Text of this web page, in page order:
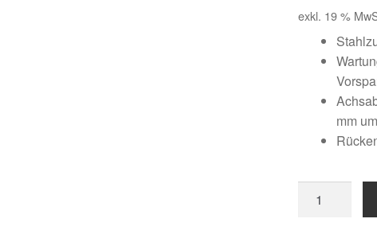
exkl. 19 %
mm
DT10